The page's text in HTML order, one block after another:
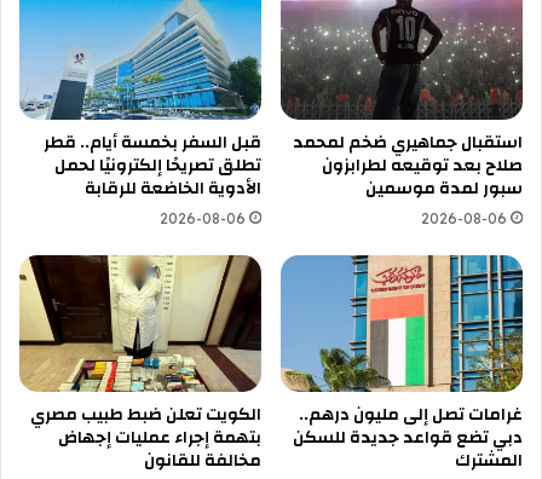
استقبال جماهيري ضخم لمحمد
صلاح بعد توقيعه لطرابزون
سبور لمدة موسمين
2026-08-06
قبل السفر بخمسة أيام.. قطر
تطلق تصريحًا إلكترونيًا لحمل
الأدوية الخاضعة للرقابة
2026-08-06
غرامات تصل إلى مليون درهم..
دبي تضع قواعد جديدة للسكن
المشترك
الكويت تعلن ضبط طبيب مصري
بتهمة إجراء عمليات إجهاض
مخالفة للقانون